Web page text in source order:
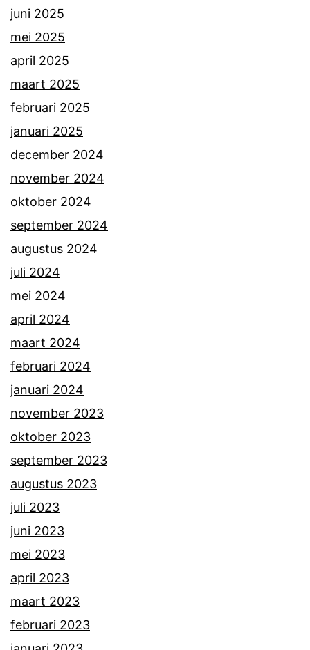
juni 2025
mei 2025
april 2025
maart 2025
februari 2025
januari 2025
december 2024
november 2024
oktober 2024
september 2024
augustus 2024
juli 2024
mei 2024
april 2024
maart 2024
februari 2024
januari 2024
november 2023
oktober 2023
september 2023
augustus 2023
juli 2023
juni 2023
mei 2023
april 2023
maart 2023
februari 2023